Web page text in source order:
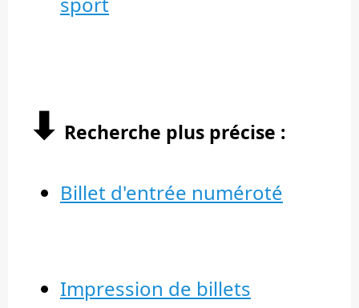
⬇︎ Recherche plus précise :
Billet d'entrée numéroté
Impression de billets